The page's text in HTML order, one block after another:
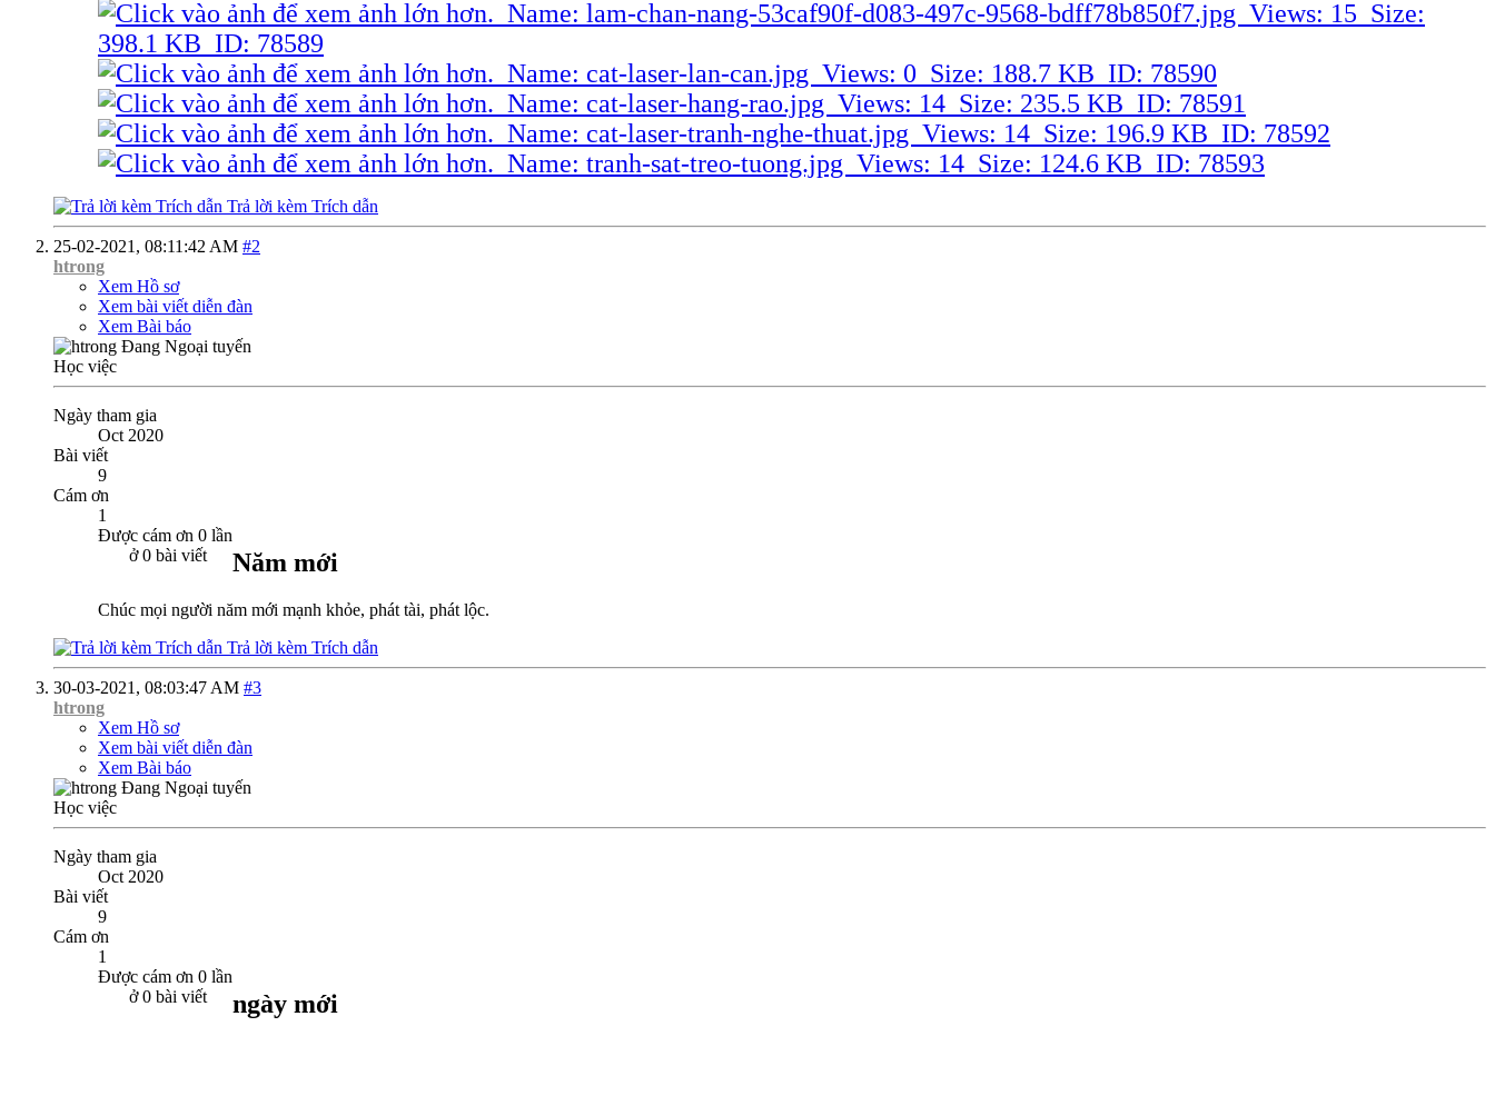
Trả lời kèm Trích dẫn
25-02-2021, 08:11:42 AM #2
htrong
Xem Hồ sơ
Xem bài viết diễn đàn
Xem Bài báo
Học việc
Ngày tham gia
Oct 2020
Bài viết
9
Cám ơn
1
Được cám ơn 0 lần
ở 0 bài viết
Năm mới
Chúc mọi người năm mới mạnh khỏe, phát tài, phát lộc.
Trả lời kèm Trích dẫn
30-03-2021, 08:03:47 AM #3
htrong
Xem Hồ sơ
Xem bài viết diễn đàn
Xem Bài báo
Học việc
Ngày tham gia
Oct 2020
Bài viết
9
Cám ơn
1
Được cám ơn 0 lần
ở 0 bài viết
ngày mới